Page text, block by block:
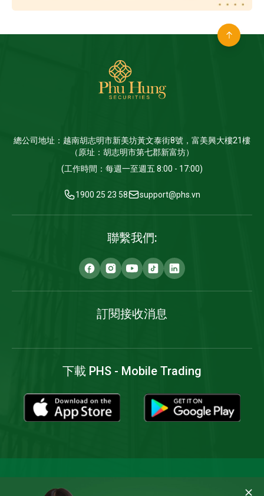
總公司地址：越南胡志明市新美坊黃文泰街8號，富美興大樓21樓
（原址：胡志明市第七郡新富坊）
(工作時間：每週一至週五 8:00 - 17:00)
1900 25 23 58 support@phs.vn
聯繫我們:
訂閱接收消息
下載 PHS - Mobile Trading